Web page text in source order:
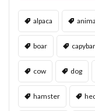
alpaca
boar
cow dog
hamster